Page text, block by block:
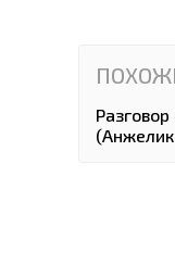
Разговор